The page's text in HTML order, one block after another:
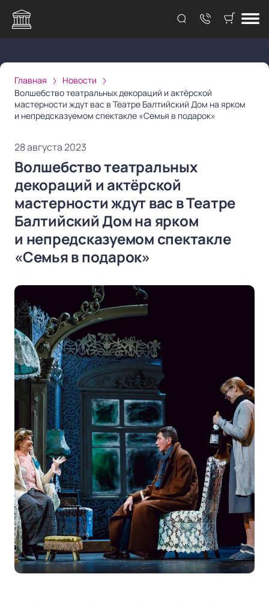
Главная
Новости
Волшебство театральных декораций и актёрской
мастерности ждут вас в Театре Балтийский Дом на ярком
и непредсказуемом спектакле «Семья в подарок»
28 августа 2023
Волшебство театральных
декораций и актёрской
мастерности ждут вас в Театре
Балтийский Дом на ярком
и непредсказуемом спектакле
«Семья в подарок»